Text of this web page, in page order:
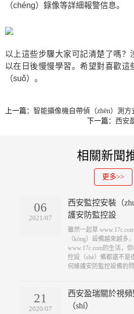
（chéng）錄像等詳細報警信息。
以上這些步驟大家可記清楚了嗎？
以在日後慢慢學習。希望對喜歡這
（suǒ）。
上一篇： 智能攝像機自帶偵（zhēn）測方
下一篇： 西安
相關新聞
更多>>
06
2021/07
西安監控安裝（
護安防監控設
雖然一起草
（kòng）設備越來越多
www.17c.com的生活，
控設（shè）備都還不是
何維護安防監控設備的問
21
2020/07
西安盈瑞關於視
（shí）